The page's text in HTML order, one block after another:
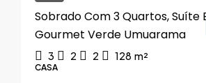
Sobrado Com 3 Quartos, Suíte
Gourmet Verde Umuarama
3 2 2 128 m²
CASA